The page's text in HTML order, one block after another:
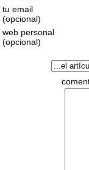
tu email
(opcional)
web personal
(opcional)